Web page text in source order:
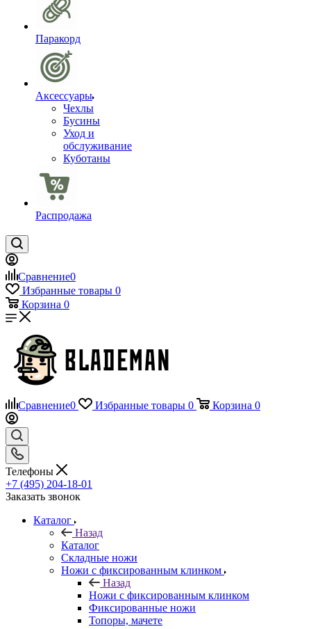
Паракорд
Аксессуары
Чехлы
Бусины
Уход и
обслуживание
Куботаны
Распродажа
Сравнение0
Избранные товары 0
Корзина 0
Сравнение0 Избранные товары 0 Корзина 0
Телефоны
+7 (495) 204-18-01
Заказать звонок
Каталог
Назад
Каталог
Складные ножи
Ножи с фиксированным клинком
Назад
Ножи с фиксированным клинком
Фиксированные ножи
Топоры, мачете